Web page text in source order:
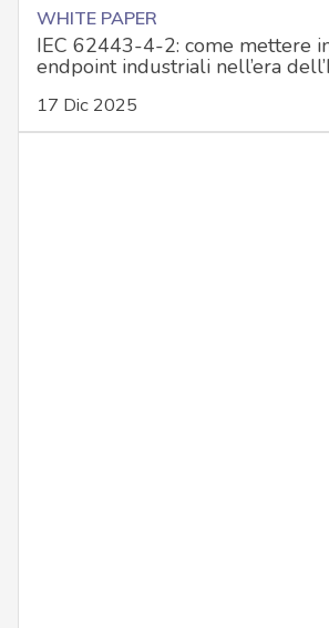
WHITE PAPER
IEC 62443-4-2: come mettere
endpoint industriali nell’era
17 Dic 2025